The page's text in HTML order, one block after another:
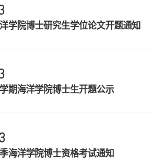
学院博士研究生学位论文开题通知
期海洋学院博士生开题公示
海洋学院博士资格考试通知